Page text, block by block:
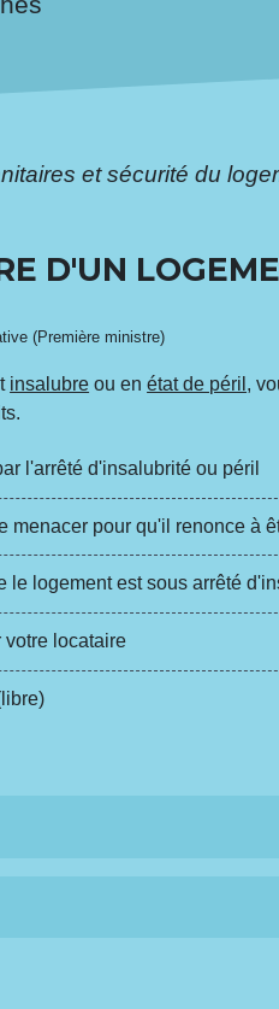
et sécurité du
D'UN
(Première ministre)
insalubre ou enétat de péril ,
l'arrêté d'insalubrité ou péril
menacer pour qu'il renonce à
logement est sous arrêté
votre locataire